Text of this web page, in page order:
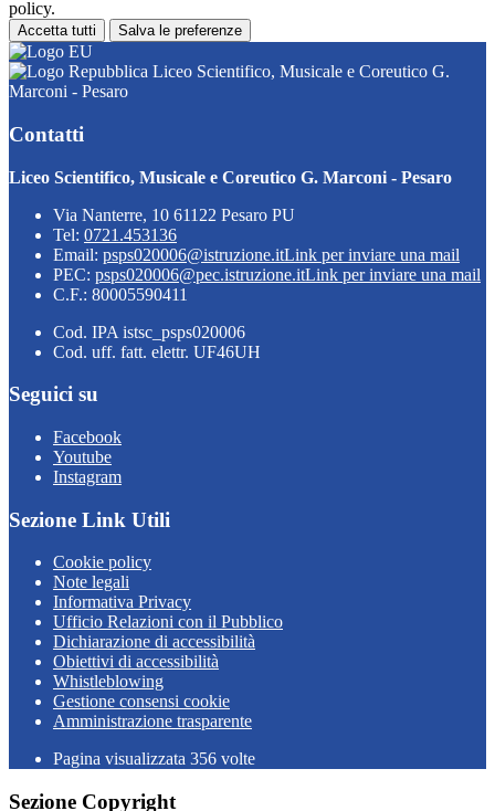
policy.
Accetta tutti Salva le preferenze
Liceo Scientifico, Musicale e Coreutico G.
Marconi - Pesaro
Contatti
Liceo Scientifico, Musicale e Coreutico G. Marconi - Pesaro
Via Nanterre, 10 61122 Pesaro PU
Tel: 0721.453136
Email: psps020006@istruzione.itLink per inviare una mail
PEC: psps020006@pec.istruzione.itLink per inviare una mail
C.F.: 80005590411
Cod. IPA istsc_psps020006
Cod. uff. fatt. elettr. UF46UH
Seguici su
Facebook
Youtube
Instagram
Sezione Link Utili
Cookie policy
Note legali
Informativa Privacy
Ufficio Relazioni con il Pubblico
Dichiarazione di accessibilità
Obiettivi di accessibilità
Whistleblowing
Gestione consensi cookie
Amministrazione trasparente
Pagina visualizzata 356 volte
Sezione Copyright